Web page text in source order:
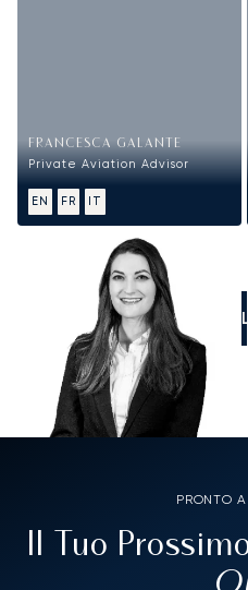
FRANCESCA GALANTE
Private Aviation Advisor
EN FR IT
PRONTO
Il Tuo